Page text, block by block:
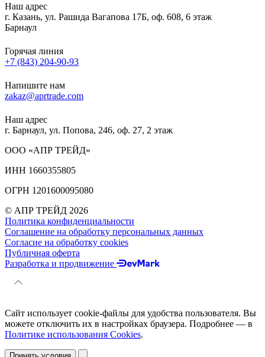
Наш адрес
г. Казань, ул. Рашида Вагапова 17Б, оф. 608, 6 этаж
Барнаул
Горячая линия
+7 (843) 204-90-93
Напишите нам
zakaz@aprtrade.com
Наш адрес
г. Барнаул, ул. Попова, 246, оф. 27, 2 этаж
ООО «АПР ТРЕЙД»
ИНН 1660355805
ОГРН 1201600095080
© АПР ТРЕЙД 2026
Политика конфиденциальности
Соглашение на обработку персональных данных
Согласие на обработку cookies
Публичная оферта
Разработка и продвижение
Сайт использует cookie-файлы для удобства пользователя. Вы
можете отключить их в настройках браузера. Подробнее — в
Политике использования Cookies.